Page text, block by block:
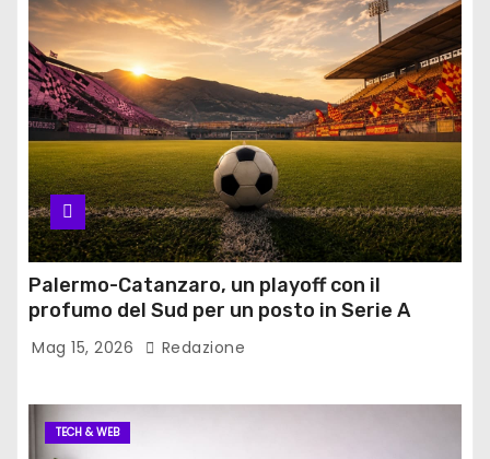
a
r
t
c
o
Palermo-Catanzaro, un playoff con il
profumo del Sud per un posto in Serie A
Mag 15, 2026 Redazione
TECH & WEB